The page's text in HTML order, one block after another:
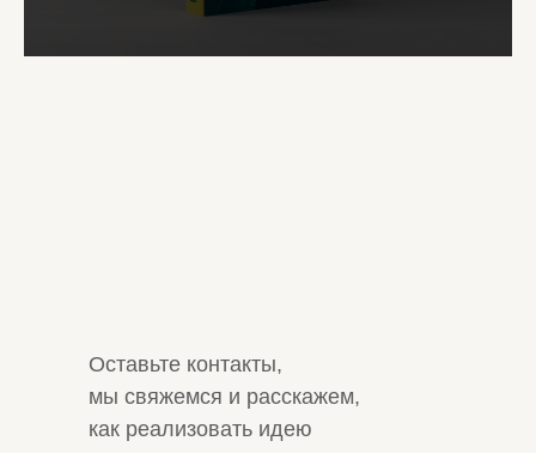
Оставьте контакты,
мы свяжемся и расскажем,
как реализовать идею